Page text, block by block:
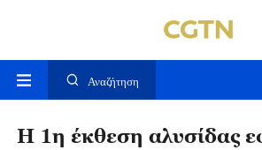
Αναζήτηση
Η 1η έκθεση αλυσίδας